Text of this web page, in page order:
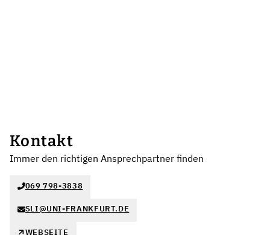
Kontakt
Immer den richtigen Ansprechpartner finden
069 798-3838
SLI@UNI-FRANKFURT.DE
WEBSEITE